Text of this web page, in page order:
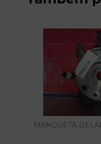
MANGUETA